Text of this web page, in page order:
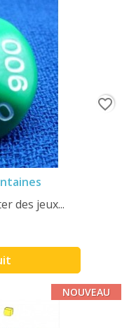
des jeux...
favorite_border
NOUVEAU